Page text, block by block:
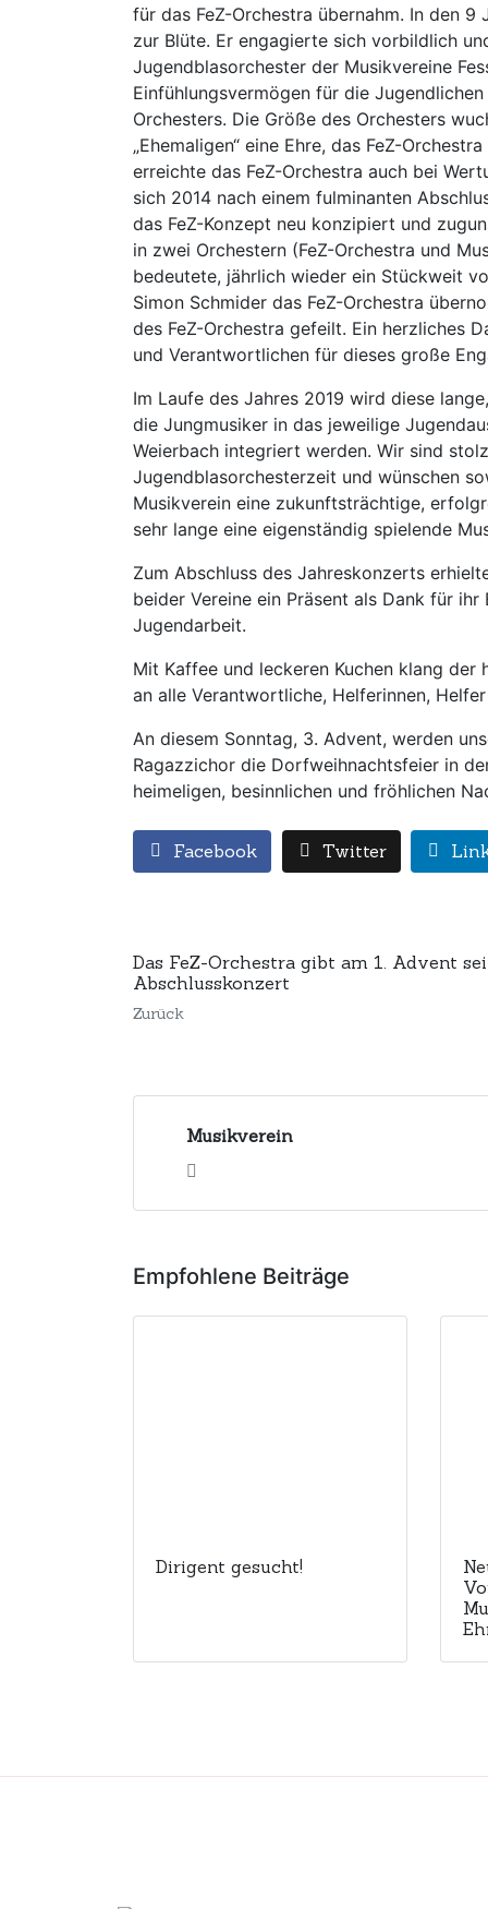
für das FeZ-Orchestra übernahm. In den 9
zur Blüte. Er engagierte sich vorbildlich
Jugendblasorchester der Musikvereine
Einfühlungsvermögen für die
Orchesters. Die Größe des Orchesters
„Ehemaligen“ eine Ehre, das FeZ-
erreichte das FeZ-Orchestra auch bei
sich 2014 nach einem fulminanten
das FeZ-Konzept neu konzipiert und
in zwei Orchestern (FeZ-Orchestra und
bedeutete, jährlich wieder ein Stückweit
Simon Schmider das FeZ-Orchestra
des FeZ-Orchestra gefeilt. Ein herzliches
und Verantwortlichen für dieses große
Im Laufe des Jahres 2019 wird diese
die Jungmusiker in das jeweilige
Weierbach integriert werden. Wir sind
Jugendblasorchesterzeit und wünschen
Musikverein eine zukunftsträchtige,
sehr lange eine eigenständig spielende
Zum Abschluss des Jahreskonzerts
beider Vereine ein Präsent als Dank für
Jugendarbeit.
Mit Kaffee und leckeren Kuchen klang
an alle Verantwortliche, Helferinnen,
An diesem Sonntag, 3. Advent, werden
Ragazzichor die Dorfweihnachtsfeier in
heimeligen, besinnlichen und fröhlichen
Facebook Twitter
Das FeZ-Orchestra gibt am 1. Advent
Abschlusskonzert
Zurück
Musikverein
Empfohlene Beiträge
Dirigent gesucht!